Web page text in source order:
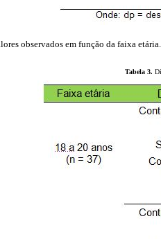
observados em função da faixa etária.
Tabela 3.